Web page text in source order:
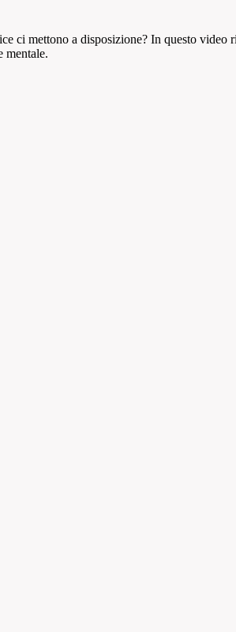
ci mettono a disposizione? In questo
mentale.